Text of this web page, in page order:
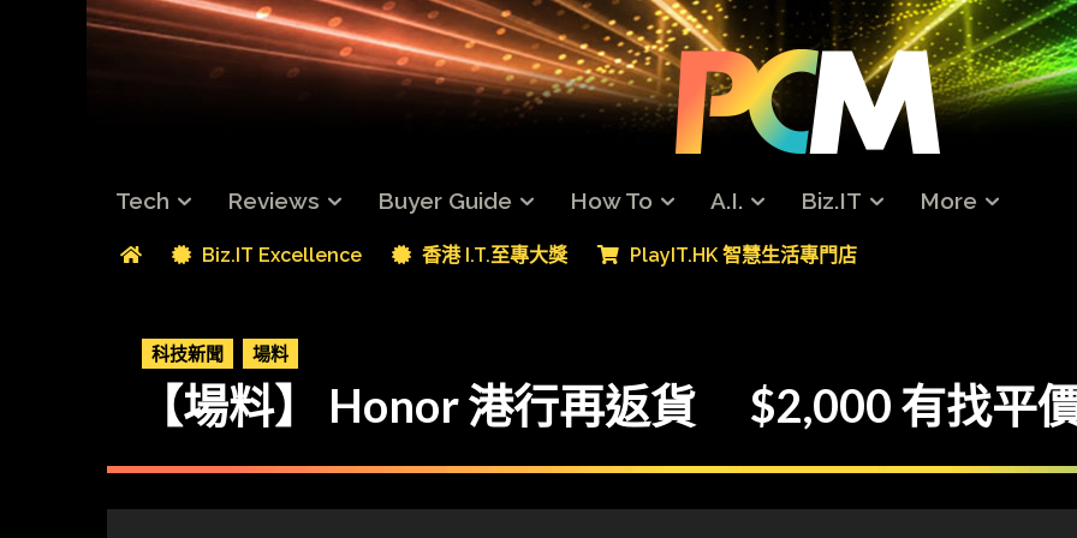
Tech Reviews Buyer Guide How To A.I. Biz.IT More
Biz.IT Excellence 香港 I.T.至專大獎 PlayIT.HK 智慧生活專門店
科技新聞 場料
【場料】 Honor 港行再返貨 $2,000 有找平